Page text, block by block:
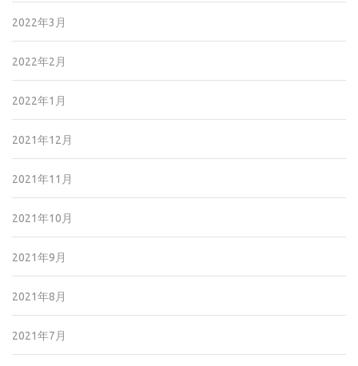
2022年3月
2022年2月
2022年1月
2021年12月
2021年11月
2021年10月
2021年9月
2021年8月
2021年7月